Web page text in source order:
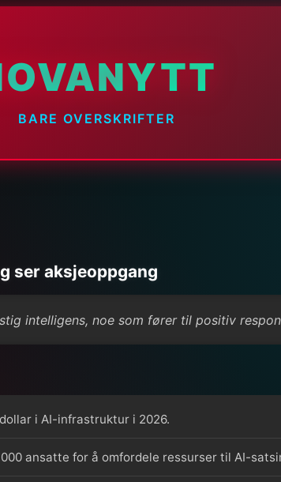
BARE OVERSKRIFTER
ser aksjeoppgang
intelligens, noe som fører til positiv
i AI-infrastruktur i 2026.
ansatte for å omfordele ressurser til AI-